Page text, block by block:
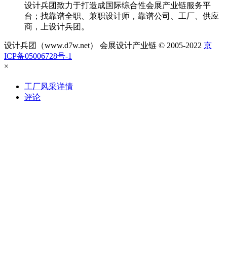
设计兵团致力于打造成国际综合性会展产业链服务平
台；找靠谱全职、兼职设计师，靠谱公司、工厂、供应
商，上设计兵团。
设计兵团（www.d7w.net） 会展设计产业链 © 2005-2022 京
ICP备05006728号-1
×
工厂风采详情
评论